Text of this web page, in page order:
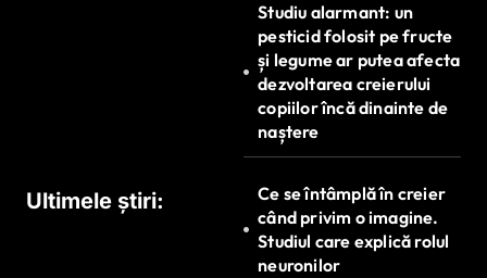
Ultimele știri:
Studiu alarmant: un
pesticid folosit pe fructe
și legume ar putea afecta
dezvoltarea creierului
copiilor încă dinainte de
naștere
Ce se întâmplă în creier
când privim o imagine.
Studiul care explică rolul
neuronilor